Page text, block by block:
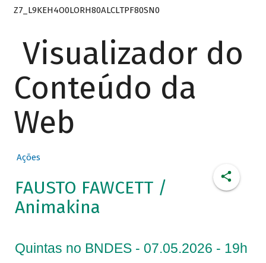
Z7_L9KEH4O0LORH80ALCLTPF80SN0
Visualizador do
Conteúdo da
Web
Ações
FAUSTO FAWCETT /
Animakina
Quintas no BNDES - 07.05.2026 - 19h